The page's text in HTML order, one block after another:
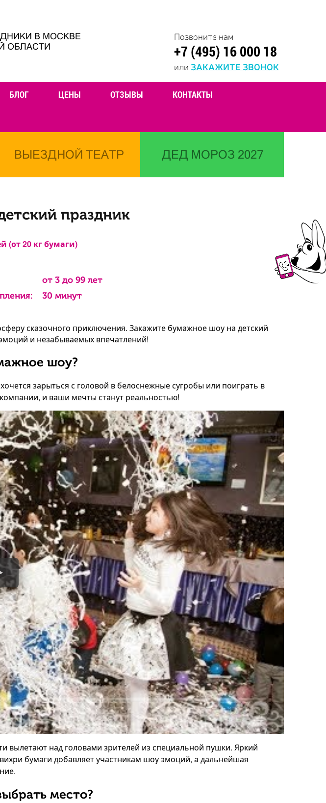
В МОСКВЕ
ОБЛАСТИ
Позвоните нам
+7 (495) 16 000 18
или ЗАКАЖИТЕ ЗВОНОК
БЛОГ ЦЕНЫ ОТЗЫВЫ КОНТАКТЫ
ВЫЕЗДНОЙ ТЕАТР ДЕД МОРОЗ 2027
праздник
(от 20 кг бумаги)
от 3 до 99 лет
30 минут
сказочного приключения. Закажите бумажное шоу на детский
и незабываемых впечатлений!
шоу?
зарыться с головой в белоснежные сугробы или поиграть в
и ваши мечты станут реальностью!
вылетают над головами зрителей из специальной пушки. Яркий
бумаги добавляет участникам шоу эмоций, а дальнейшая
место?